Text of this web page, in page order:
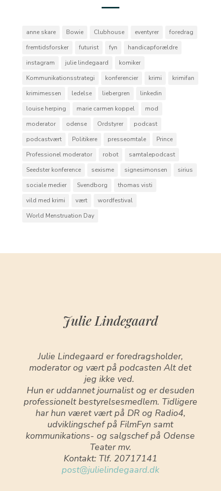
anne skare Bowie Clubhouse eventyrer
foredrag
fremtidsforsker
futurist fyn
handicapforældre
instagram
julie lindegaard
komiker
Kommunikationsstrategi
konferencier krimi
krimifan
krimimessen
ledelse liebergren
linkedin
louise herping
marie carmen koppel
mod
moderator
odense Ordstyrer
podcast
podcastvært
Politikere presseomtale
Prince
Professionel moderator
robot
samtalepodcast
Seedster konference
sexisme signesimonsen
sirius
sociale medier
Svendborg
thomas visti
vild med krimi
vært
wordfestival
World Menstruation Day
Julie Lindegaard
Julie Lindegaard er foredragsholder,
moderator og vært på podcasten Alt det
jeg ikke ved.
Hun er uddannet journalist og er desuden
professionelt bestyrelsesmedlem. Tidligere
har hun været vært på DR og Radio4,
udviklingschef på FilmFyn samt
kommunikations- og salgschef på Odense
Teater mv.
Kontakt: Tlf. 20717141
post@julielindegaard.dk